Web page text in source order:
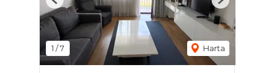
1 /7 Harta
Previous Next